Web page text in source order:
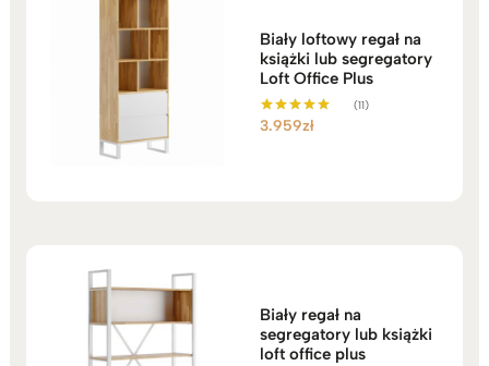
Biały loftowy regał na
książki lub segregatory
Loft Office Plus
Oceniono
(11)
3.959zł
Biały regał na
segregatory lub książki
loft office plus